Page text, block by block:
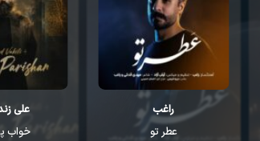
راغب
عطر تو
علی
خواب